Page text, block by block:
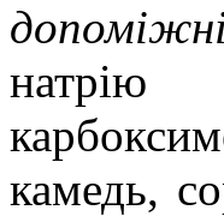
натрію
камедь,